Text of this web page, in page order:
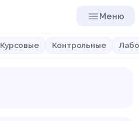
Меню
Курсовые Контрольные